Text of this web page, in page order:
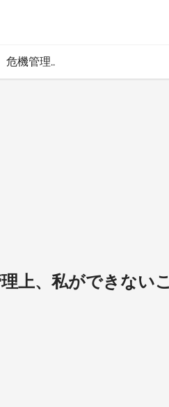
危機管理..
上、私ができない